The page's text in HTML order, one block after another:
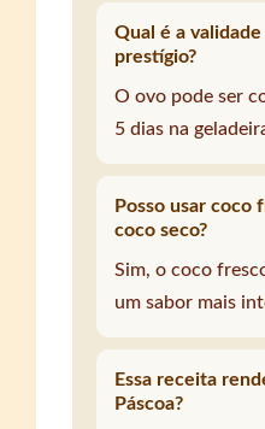
Qual é a
prestígio?
O ovo pode ser
5 dias na
Posso usar coco
coco seco?
Sim, o coco
um sabor mais
Essa receita
Páscoa?